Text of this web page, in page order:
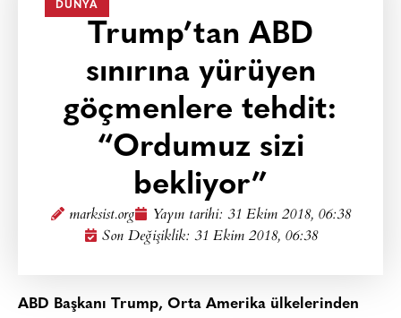
DÜNYA
Trump’tan ABD
sınırına yürüyen
göçmenlere tehdit:
“Ordumuz sizi
bekliyor”
marksist.org Yayın tarihi: 31 Ekim 2018, 06:38
Son Değişiklik: 31 Ekim 2018, 06:38
ABD Başkanı Trump, Orta Amerika ülkelerinden